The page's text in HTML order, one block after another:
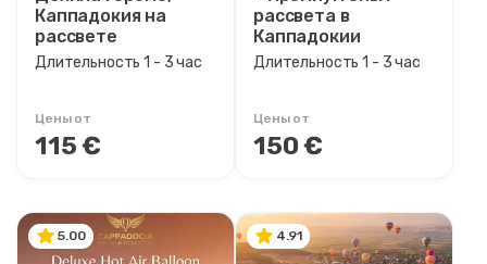
1 - 3 час
1 - 4 час
Каппадокия на
рассвете
Длительность 1 - 3 час
Цены от
115 €
рассвета в
Каппадокии
Длительность 1 - 3 час
Цены от
150 €
5.00 4.91